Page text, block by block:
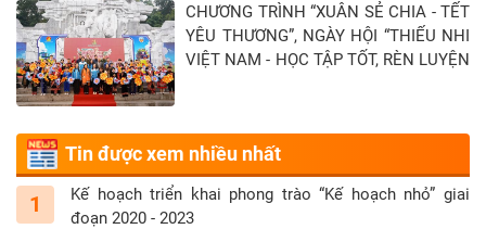
chia - Tết yêu thương” năm 2026
CHƯƠNG TRÌNH “XUÂN SẺ CHIA - TẾT
YÊU THƯƠNG”, NGÀY HỘI “THIẾU NHI
VIỆT NAM - HỌC TẬP TỐT, RÈN LUYỆN
Tin được xem nhiều nhất
1
Kế hoạch triển khai phong trào “Kế hoạch nhỏ” giai
đoạn 2020 - 2023